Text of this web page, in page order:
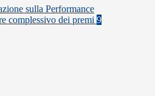
sulla Performance
complessivo dei premi 9